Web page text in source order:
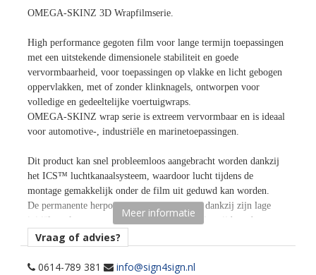
OMEGA-SKINZ 3D Wrapfilmserie.
High performance gegoten film voor lange termijn toepassingen
met een uitstekende dimensionele stabiliteit en goede
vervormbaarheid, voor toepassingen op vlakke en licht gebogen
oppervlakken, met of zonder klinknagels, ontworpen voor
volledige en gedeeltelijke voertuigwraps.
OMEGA-SKINZ wrap serie is extreem vervormbaar en is ideaal
voor automotive-, industriële en marinetoepassingen.
Dit product kan snel probleemloos aangebracht worden dankzij
het ICS™ luchtkanaalsysteem, waardoor lucht tijdens de
montage gemakkelijk onder de film uit geduwd kan worden.
De permanente herpositioneerbare lijm laat, dankzij zijn lage
initiële tack, een gemakkelijke herpositionering tijdens de
montage toe.
Dankzij het ICS™ luchtkanaalsysteem is het patroon/structuur
van de kanalen onzichtbaar voor en na de montage.
Meer informatie
Vraag of advies?
0614-789 381 info@sign4sign.nl